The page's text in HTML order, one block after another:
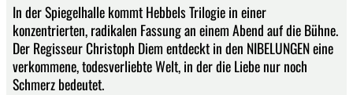
In der Spiegelhalle kommt Hebbels Trilogie in einer
konzentrierten, radikalen Fassung an einem Abend auf die Bühne.
Der Regisseur Christoph Diem entdeckt in den NIBELUNGEN eine
verkommene, todesverliebte Welt, in der die Liebe nur noch
Schmerz bedeutet.